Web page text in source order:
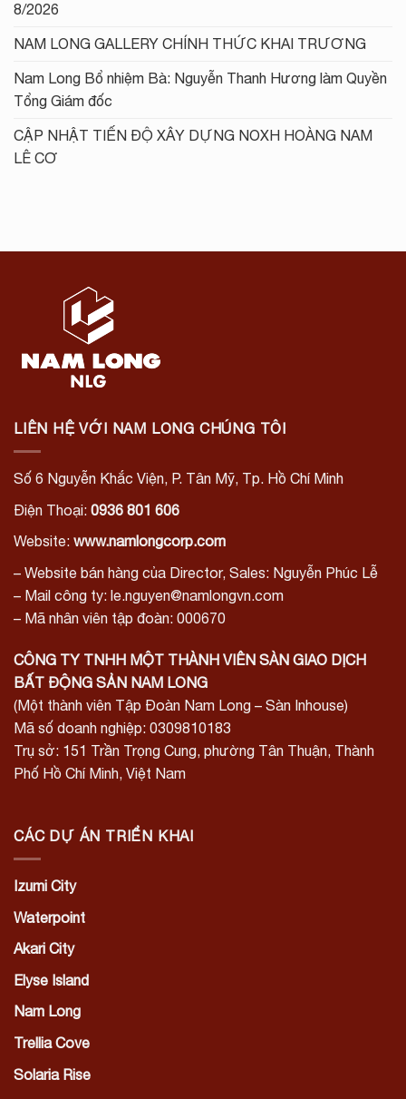
8/2026
NAM LONG GALLERY CHÍNH THỨC KHAI TRƯƠNG
Nam Long Bổ nhiệm Bà: Nguyễn Thanh Hương làm Quyền
Tổng Giám đốc
CẬP NHẬT TIẾN ĐỘ XÂY DỰNG NOXH HOÀNG NAM
LÊ CƠ
LIÊN HỆ VỚI NAM LONG CHÚNG TÔI
Số 6 Nguyễn Khắc Viện, P. Tân Mỹ, Tp. Hồ Chí Minh
Điện Thoại: 0936 801 606
Website: www.namlongcorp.com
– Website bán hàng của Director, Sales: Nguyễn Phúc Lễ
– Mail công ty: le.nguyen@namlongvn.com
– Mã nhân viên tập đoàn: 000670
CÔNG TY TNHH MỘT THÀNH VIÊN SÀN GIAO DỊCH
BẤT ĐỘNG SẢN NAM LONG
(Một thành viên Tập Đoàn Nam Long – Sàn Inhouse)
Mã số doanh nghiệp: 0309810183
Trụ sở: 151 Trần Trọng Cung, phường Tân Thuận, Thành
Phố Hồ Chí Minh, Việt Nam
CÁC DỰ ÁN TRIỂN KHAI
Izumi City
Waterpoint
Akari City
Elyse Island
Nam Long
Trellia Cove
Solaria Rise